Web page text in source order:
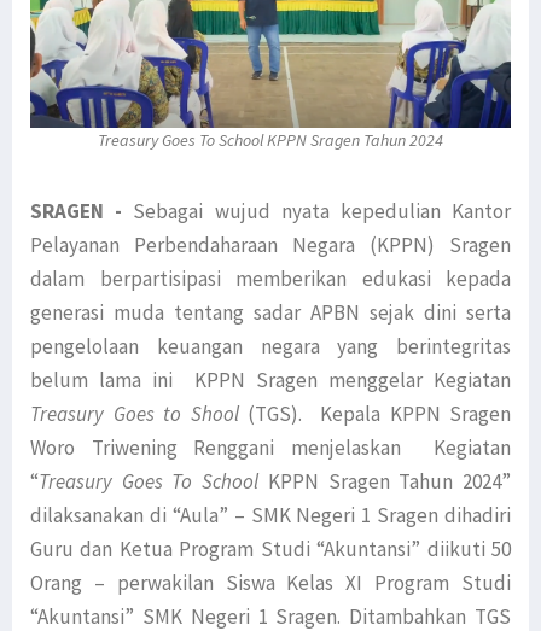
Treasury Goes To School KPPN Sragen Tahun 2024
SRAGEN - Sebagai wujud nyata kepedulian Kantor
Pelayanan Perbendaharaan Negara (KPPN) Sragen
dalam berpartisipasi memberikan edukasi kepada
generasi muda tentang sadar APBN sejak dini serta
pengelolaan keuangan negara yang berintegritas
belum lama ini KPPN Sragen menggelar Kegiatan
Treasury Goes to Shool(TGS). Kepala KPPN Sragen
Woro Triwening Renggani menjelaskan Kegiatan
“Treasury Goes To School KPPN Sragen Tahun 2024”
dilaksanakan di “Aula” – SMK Negeri 1 Sragen dihadiri
Guru dan Ketua Program Studi “Akuntansi” diikuti 50
Orang – perwakilan Siswa Kelas XI Program Studi
“Akuntansi” SMK Negeri 1 Sragen. Ditambahkan TGS